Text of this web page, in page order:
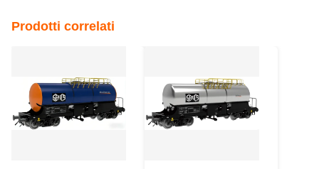
Prodotti correlati